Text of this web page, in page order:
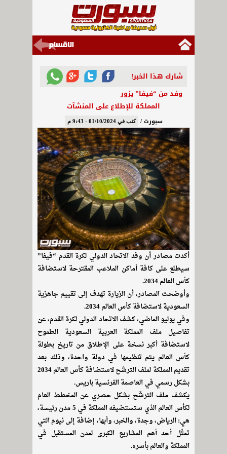
شارك هذا الخبر!
وفد من “فيفا” يزور
المملكة للإطلاع على المنشآت
سبورت / كتب في 01/10/2024 - 9:43 م
أكدت مصادر أن وفد الاتحاد الدولي لكرة القدم “فيفا”
سيطلع على كافة أماكن الملاعب المقترحة لاستضافة
كأس العالم 2034.
وأوضحت المصادر، أن الزيارة تهدف إلى تقييم جاهزية
السعودية لاستضافة كأس العالم 2034.
وفي يوليو الماضي، كشف الاتحاد الدولي لكرة القدم، عن
تفاصيل ملف المملكة العربية السعودية الطموح
لاستضافة أكبر نسخة على الإطلاق من تاريخ بطولة
كأس العالم يتم تنظيمها في دولة واحدة، وذلك بعد
تقديم المملكة لملف الترشح لاستضافة كأس العالم 2034
بشكل رسمي في العاصمة الفرنسية باريس.
يكشف ملف الترشّح بشكل حصري عن المخطط العام
لكأس العالم الذي ستستضيفه المملكة في 5 مدن رئيسة،
هي: الرياض، وجدة، والخبر، وأبها، إضافة إلى نيوم التي
تمثّل أحد أهم المشاريع الكبرى لمدن المستقبل في
المملكة والعالم بأسره.